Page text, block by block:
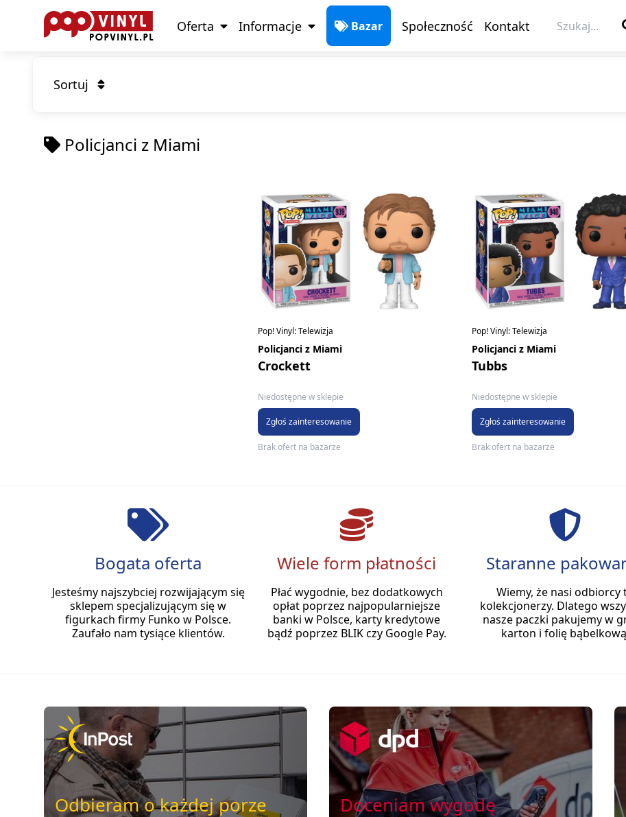
Oferta Informacje Bazar Społeczność Kontakt
Sortuj
Policjanci z Miami
Pop! Vinyl: Telewizja
Policjanci z Miami
Crockett
Niedostępne w sklepie
Zgłoś zainteresowanie
Brak ofert na bazarze
Pop! Vinyl: Telewizja
Policjanci z Miami
Tubbs
Niedostępne w sklepie
Zgłoś zainteresowanie
Brak ofert na bazarze
Bogata oferta
Jesteśmy najszybciej rozwijającym się
sklepem specjalizującym się w
figurkach firmy Funko w Polsce.
Zaufało nam tysiące klientów.
Wiele form płatności
Płać wygodnie, bez dodatkowych
opłat poprzez najpopularniejsze
banki w Polsce, karty kredytowe
bądź poprzez BLIK czy Google Pay.
Staranne
Wiemy, że nasi odbiorcy
kolekcjonerzy. Dlatego
nasze paczki pakujemy w
karton i folię
Odbieram o każdej porze Doceniam wygodę